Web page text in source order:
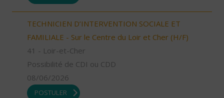
TECHNICIEN D’INTERVENTION SOCIALE ET
FAMILIALE - Sur le Centre du Loir et Cher (H/F)
41 - Loir-et-Cher
Possibilité de CDI ou CDD
08/06/2026
POSTULER